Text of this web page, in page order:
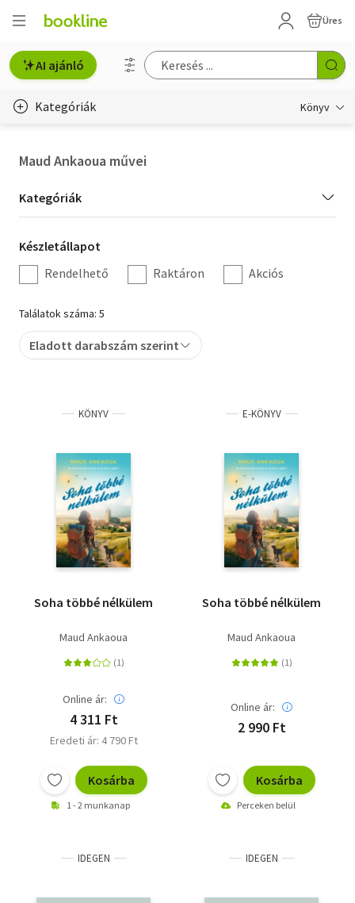
Üres
AI ajánló
Kategóriák Könyv
Hobbi, szabadidő
Irodalom
Művészet
Szakkönyv
Tankönyv, segédkönyv
Társadalomtudomány
Természettudomány
Történelem
Maud Ankaoua művei
Kategória
szűrés
Kategóriák
Készletállapot
szűrés
Készletállapot
Rendelhető
Raktáron Akciós
Találatok száma: 5
Eladott darabszám szerint
KÖNYV
Soha többé nélkülem
Maud Ankaoua
Online ár:
4 311 Ft
Eredeti ár: 4 790 Ft
Kosárba
1 - 2 munkanap
E-KÖNYV
Soha többé nélkülem
Maud Ankaoua
Online ár:
2 990 Ft
Kosárba
Perceken belül
IDEGEN IDEGEN